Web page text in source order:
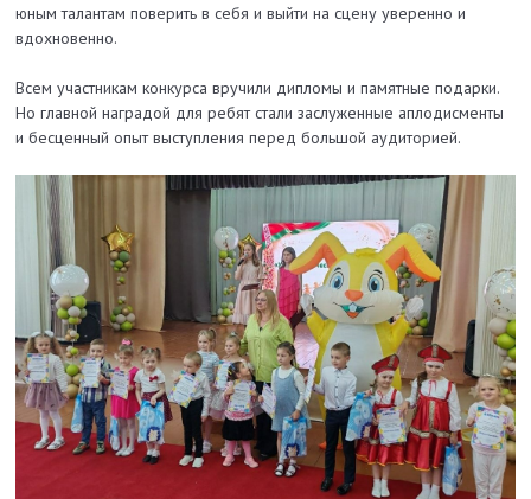
юным талантам поверить в себя и выйти на сцену уверенно и
вдохновенно.
Всем участникам конкурса вручили дипломы и памятные подарки.
Но главной наградой для ребят стали заслуженные аплодисменты
и бесценный опыт выступления перед большой аудиторией.